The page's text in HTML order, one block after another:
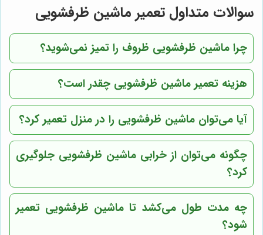
سوالات متداول تعمیر ماشین ظرفشویی
چرا ماشین ظرفشویی ظروف را تمیز نمی‌شوید؟
هزینه تعمیر ماشین ظرفشویی چقدر است؟
آیا می‌توان ماشین ظرفشویی را در منزل تعمیر کرد؟
چگونه می‌توان از خرابی ماشین ظرفشویی جلوگیری
کرد؟
چه مدت طول می‌کشد تا ماشین ظرفشویی تعمیر
شود؟